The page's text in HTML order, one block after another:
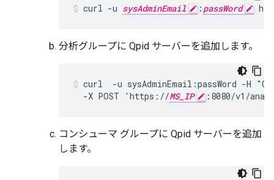
curl -u sysAdminEmail : passWord
分析グループに Qpid サーバーを追加します。
curl  -u sysAdminEmail:passWord -H
  -X POST 'https://
MS_IP :8080/v1/
コンシューマ グループに Qpid サーバーを追加
します。